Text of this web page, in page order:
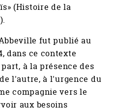
(Histoire de la
fut publié au
dans ce contexte
à la présence des
l'autre, à l'urgence du
compagnie vers le
aux besoins